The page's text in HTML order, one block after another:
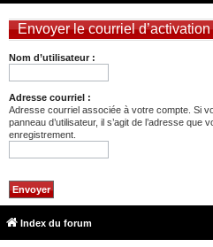
Envoyer le courriel d’activation
Nom d’utilisateur :
Adresse courriel :
Adresse courriel associée à votre compte. Si
panneau d’utilisateur, il s’agit de l’adresse
enregistrement.
Index du forum